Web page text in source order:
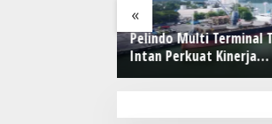
«
Pelindo Multi Terminal
Intan Perkuat Kinerja
Operasional Pelabuhan